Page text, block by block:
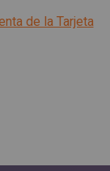
de la Tarjeta